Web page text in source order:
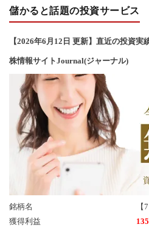
儲かると話題の投資サービス
【2026年6 月12 日 更新】直近の投資実
株情報サイトJournal(ジャーナル)
銘柄名
獲得利益